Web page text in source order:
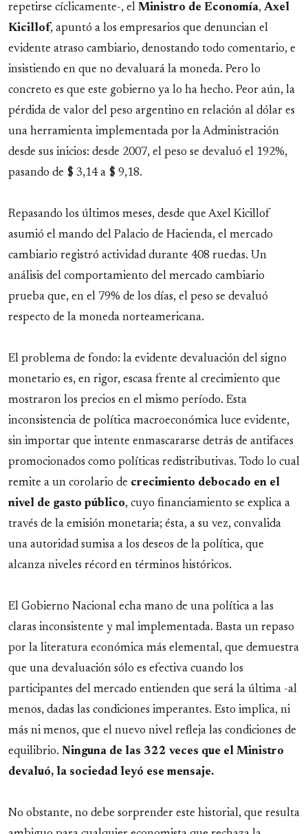
repetirse cíclicamente-, el Ministro de Economía, Axel
Kicillof, apuntó a los empresarios que denuncian el
evidente atraso cambiario, denostando todo comentario, e
insistiendo en que no devaluará la moneda. Pero lo
concreto es que este gobierno ya lo ha hecho. Peor aún, la
pérdida de valor del peso argentino en relación al dólar es
una herramienta implementada por la Administración
desde sus inicios: desde 2007, el peso se devaluó el 192%,
pasando de $ 3,14 a $ 9,18.
Repasando los últimos meses, desde que Axel Kicillof
asumió el mando del Palacio de Hacienda, el mercado
cambiario registró actividad durante 408 ruedas. Un
análisis del comportamiento del mercado cambiario
prueba que, en el 79% de los días, el peso se devaluó
respecto de la moneda norteamericana.
El problema de fondo: la evidente devaluación del signo
monetario es, en rigor, escasa frente al crecimiento que
mostraron los precios en el mismo período. Esta
inconsistencia de política macroeconómica luce evidente,
sin importar que intente enmascararse detrás de antifaces
promocionados como políticas redistributivas. Todo lo cual
remite a un corolario de crecimiento debocado en el
nivel de gasto público, cuyo financiamiento se explica a
través de la emisión monetaria; ésta, a su vez, convalida
una autoridad sumisa a los deseos de la política, que
alcanza niveles récord en términos históricos.
El Gobierno Nacional echa mano de una política a las
claras inconsistente y mal implementada. Basta un repaso
por la literatura económica más elemental, que demuestra
que una devaluación sólo es efectiva cuando los
participantes del mercado entienden que será la última -al
menos, dadas las condiciones imperantes. Esto implica, ni
más ni menos, que el nuevo nivel refleja las condiciones de
equilibrio. Ninguna de las 322 veces que el Ministro
devaluó, la sociedad leyó ese mensaje.
No obstante, no debe sorprender este historial, que resulta